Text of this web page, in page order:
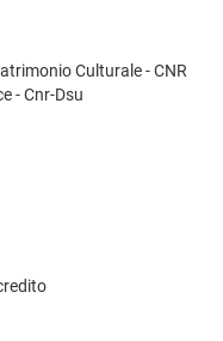
Culturale - CNR
- Cnr-Dsu